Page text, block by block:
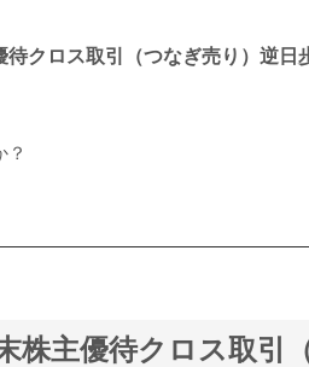
待クロス取引（つなぎ売り）逆日
？
株主優待クロス取引